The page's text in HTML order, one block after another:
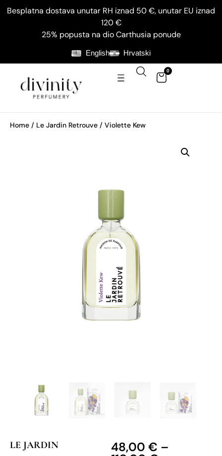
Besplatna dostava unutar RH iznad 50 €, unutar EU iznad
120 €
25% popusta na dio Carthusia ponude
English Hrvatski
0
Home / Le Jardin Retrouve / Violette Kew
LE JARDIN
48,00 € –